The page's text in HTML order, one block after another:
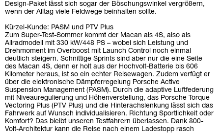
Design-Paket lässt sich sogar der Böschungswinkel vergrößern,
wenn der Alltag viele Feldwege beinhalten sollte.
Kürzel-Kunde: PASM und PTV Plus
Zum Super-Test-Sommer kommt der Macan als 4S, also als
Allradmodell mit 330 kW/448 PS – wobei sich Leistung und
Drehmoment im Overboost mit Launch Control noch einmal
deutlich steigern. Schnittige Sprints sind aber nur die eine Seite
des Macan 4S, denn er holt aus der Hochvolt-Batterie bis 606
Kilometer heraus, ist so ein echter Reisewagen. Zudem verfügt er
über die ­elektronische Dämpfer­regelung Porsche Active
Suspension Management (PASM). Durch die adaptive Luftfederung
mit Niveauregulierung und Höhenverstellung, das Porsche Torque
Vectoring Plus (PTV Plus) und die Hinterachslenkung lässt sich das
Fahrwerk auf Wunsch individualisieren. Richtung Sportlichkeit oder
Komfort? Das bleibt unseren Testfahrern überlassen. Dank 800-
Volt-­Architektur kann die Reise nach einem Ladestopp rasch